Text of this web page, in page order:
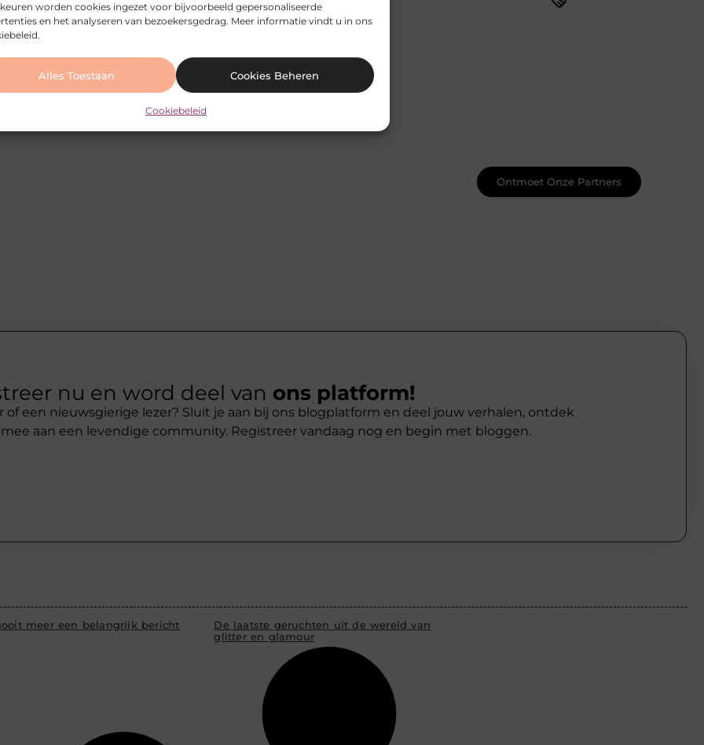
worden cookies ingezet voor bijvoorbeeld gepersonaliseerde
en het analyseren van bezoekersgedrag. Meer informatie vindt u in ons
Alles Toestaan Cookies Beheren
Cookiebeleid
Ontmoet Onze Partners
nu en word deel van ons platform!
of een nieuwsgierige lezer? Sluit je aan bij ons blogplatform en deel jouw verhalen, ontdek
aan een levendige community. Registreer vandaag nog en begin met bloggen.
meer een belangrijk bericht
De laatste geruchten uit de wereld van
glitter en glamour